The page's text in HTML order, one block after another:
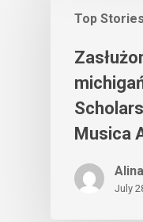
Top Stories
Musica
July